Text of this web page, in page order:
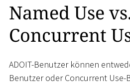
Named Use
Concurrent
ADOIT-Benutzer können
Benutzer oder Concurrent Use-